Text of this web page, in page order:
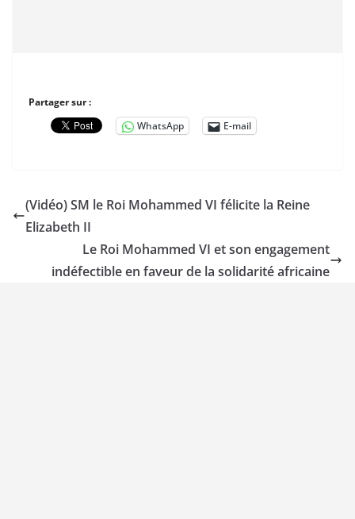
Partager sur :
WhatsApp
E-mail
(Vidéo) SM le Roi Mohammed VI félicite la Reine
Elizabeth II
Le Roi Mohammed VI et son engagement
indéfectible en faveur de la solidarité africaine